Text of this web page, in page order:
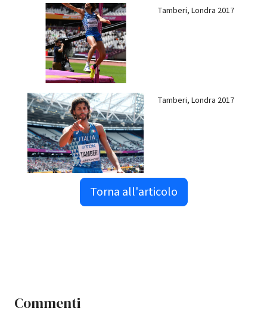
Tamberi, Londra 2017
Tamberi, Londra 2017
Torna all'articolo
Commenti